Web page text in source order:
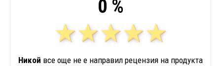
0 %
Никой все още не е направил рецензия на продукта